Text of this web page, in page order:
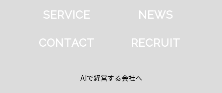
SERVICE NEWS
CONTACT RECRUIT
AIで経営する会社へ